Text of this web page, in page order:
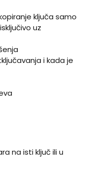
ključa samo
uz
i kada je
na isti ključ ili u